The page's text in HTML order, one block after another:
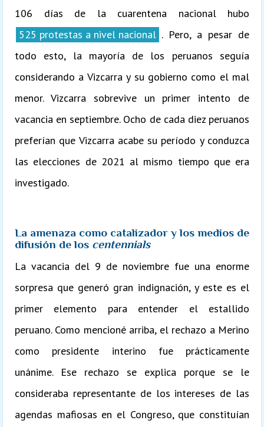
106 días de la cuarentena nacional hubo
525 protestas a nivel nacional . Pero, a pesar de
todo esto, la mayoría de los peruanos seguía
considerando a Vizcarra y su gobierno como el mal
menor. Vizcarra sobrevive un primer intento de
vacancia en septiembre. Ocho de cada diez peruanos
preferían que Vizcarra acabe su período y conduzca
las elecciones de 2021 al mismo tiempo que era
investigado.
La amenaza como catalizador y los medios de
difusión de los centennials
La vacancia del 9 de noviembre fue una enorme
sorpresa que generó gran indignación, y este es el
primer elemento para entender el estallido
peruano. Como mencioné arriba, el rechazo a Merino
como presidente interino fue prácticamente
unánime. Ese rechazo se explica porque se le
consideraba representante de los intereses de las
agendas mafiosas en el Congreso, que constituían